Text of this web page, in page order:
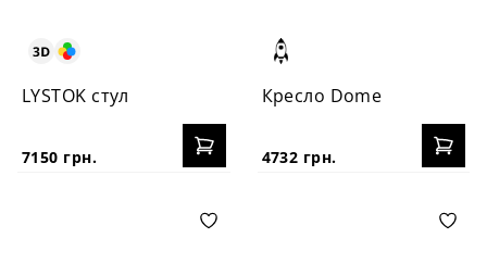
LYSTOK стул
7150 грн.
Кресло Dome
4732 грн.